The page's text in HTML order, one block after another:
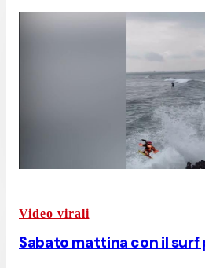
Video virali
Sabato mattina con il surf